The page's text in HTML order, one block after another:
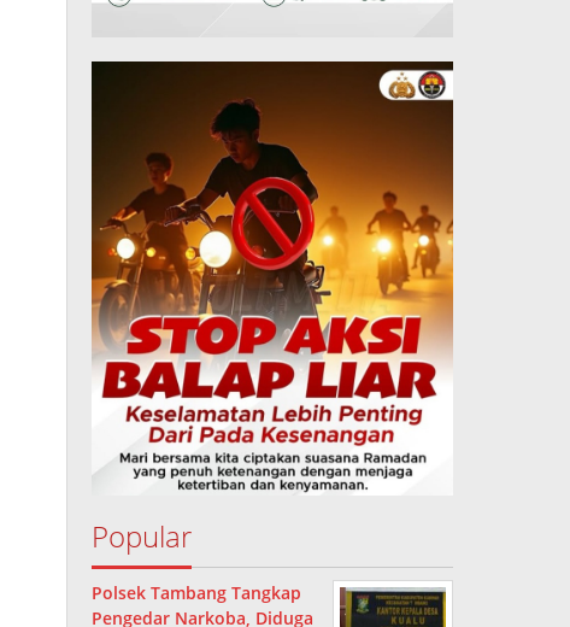
Popular
Polsek Tambang Tangkap
Pengedar Narkoba, Diduga